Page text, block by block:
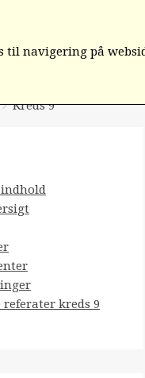
Kreds 9
indhold
kreds 9
til navigering på